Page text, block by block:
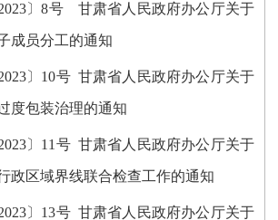
〕8号 甘肃省人民政府办公厅关于
成员分工的通知
〕10号 甘肃省人民政府办公厅关于
度包装治理的通知
〕11号 甘肃省人民政府办公厅关于
政区域界线联合检查工作的通知
〕13号 甘肃省人民政府办公厅关于